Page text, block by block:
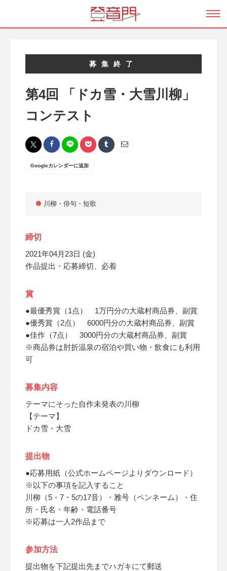
募集終了
第4回 「ドカ雪・大雪川柳」
コンテスト
Googleカレンダーに追加
川柳・俳句・短歌
締切
2021年04月23日 (金)
作品提出・応募締切、必着
賞
●最優秀賞（1点） 1万円分の大蔵村商品券、副賞
●優秀賞（2点） 6000円分の大蔵村商品券、副賞
●佳作（7点） 3000円分の大蔵村商品券、副賞
※商品券は肘折温泉の宿泊や買い物・飲食にも利用
可
募集内容
テーマにそった自作未発表の川柳
【テーマ】
ドカ雪・大雪
提出物
●応募用紙（公式ホームページよりダウンロード）
※以下の事項を記入すること
川柳（5・7・5の17音）・雅号（ペンネーム）・住
所・氏名・年齢・電話番号
※応募は一人2作品まで
参加方法
提出物を下記提出先までハガキにて郵送